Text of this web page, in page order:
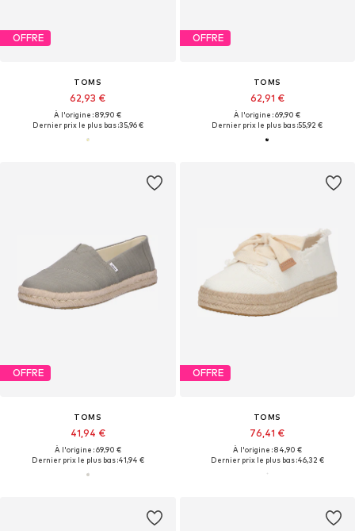
OFFRE
TOMS
62,93 €
À l'origine : 89,90 €
Dernier prix le plus bas :35,96 €
OFFRE
TOMS
62,91 €
À l'origine : 69,90 €
Dernier prix le plus bas :55,92 €
OFFRE
TOMS
41,94 €
À l'origine : 69,90 €
Dernier prix le plus bas :41,94 €
OFFRE
TOMS
76,41 €
À l'origine : 84,90 €
Dernier prix le plus bas :46,32 €